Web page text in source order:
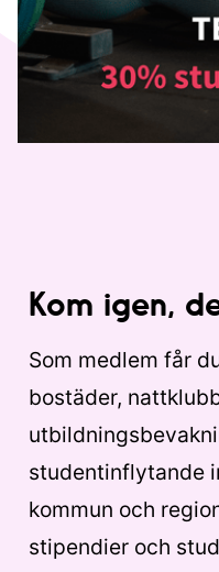
Kom igen,
Som medlem får
bostäder,
studentinflytande
kommun och
stipendier och